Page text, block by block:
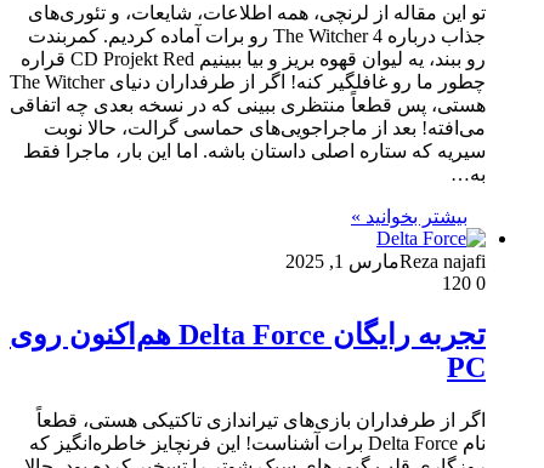
تو این مقاله از لرنچی، همه اطلاعات، شایعات، و تئوری‌های
جذاب درباره The Witcher 4 رو برات آماده کردیم. کمربندت
رو ببند، یه لیوان قهوه بریز و بیا ببینیم CD Projekt Red قراره
چطور ما رو غافلگیر کنه! اگر از طرفداران دنیای The Witcher
هستی، پس قطعاً منتظری ببینی که در نسخه بعدی چه اتفاقی
می‌افته! بعد از ماجراجویی‌های حماسی گرالت، حالا نوبت
سیریه که ستاره اصلی داستان باشه. اما این بار، ماجرا فقط
به…
بیشتر بخوانید »
Reza najafiمارس 1, 2025
0
تجربه رایگان Delta Force هم‌اکنون روی
PC
اگر از طرفداران بازی‌های تیراندازی تاکتیکی هستی، قطعاً
نام Delta Force برات آشناست! این فرنچایز خاطره‌انگیز که